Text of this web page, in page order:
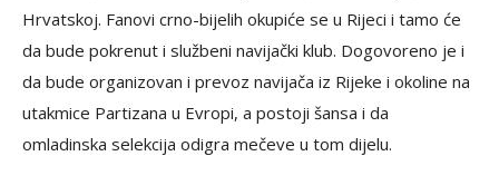
Hrvatskoj. Fanovi crno-bijelih okupiće se u Rijeci i tamo će
da bude pokrenut i službeni navijački klub. Dogovoreno je i
da bude organizovan i prevoz navijača iz Rijeke i okoline na
utakmice Partizana u Evropi, a postoji šansa i da
omladinska selekcija odigra mečeve u tom dijelu.